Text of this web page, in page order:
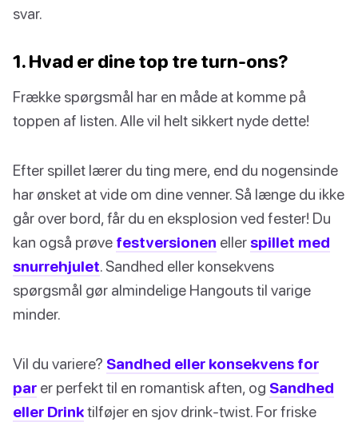
svar.
1. Hvad er dine top tre turn-ons?
Frække spørgsmål har en måde at komme på
toppen af listen. Alle vil helt sikkert nyde dette!
Efter spillet lærer du ting mere, end du nogensinde
har ønsket at vide om dine venner. Så længe du ikke
går over bord, får du en eksplosion ved fester! Du
kan også prøve festversionen eller spillet med
snurrehjulet. Sandhed eller konsekvens
spørgsmål gør almindelige Hangouts til varige
minder.
Vil du variere? Sandhed eller konsekvens for
par er perfekt til en romantisk aften, og Sandhed
eller Drinktilføjer en sjov drink-twist. For friske